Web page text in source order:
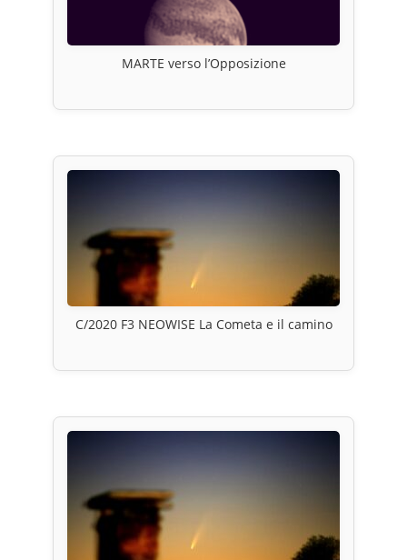
MARTE verso l’Opposizione
C/2020 F3 NEOWISE La Cometa e il camino